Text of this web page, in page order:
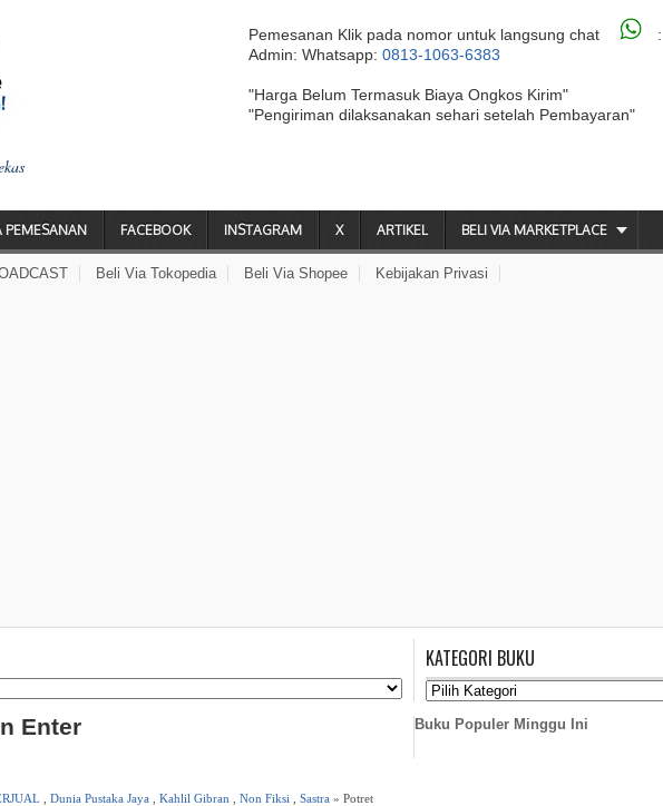
Pemesanan Klik pada nomor untuk langsung chat
:
Admin: Whatsapp: 0813-1063-6383
"Harga Belum Termasuk Biaya Ongkos Kirim"
"Pengiriman dilaksanakan sehari setelah Pembayaran"
PEMESANAN FACEBOOK INSTAGRAM X ARTIKEL BELI VIA MARKETPLACE
Beli Via Tokopedia Beli Via Shopee Kebijakan Privasi
Enter
Dunia Pustaka Jaya Kahlil Gibran Non Fiksi Sastra » Potret
KATEGORI BUKU
Buku Populer Minggu Ini